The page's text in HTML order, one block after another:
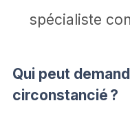
spécialiste
Qui peut
circonstancié ?